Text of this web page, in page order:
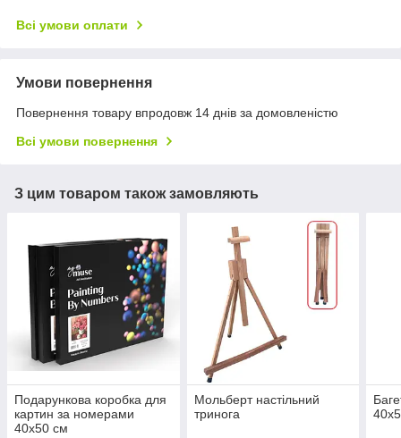
Всі умови оплати
Умови повернення
Повернення товару впродовж 14 днів за домовленістю
Всі умови повернення
З цим товаром також замовляють
Подарункова коробка для
картин за номерами
40х50 см
Мольберт настільний
тринога